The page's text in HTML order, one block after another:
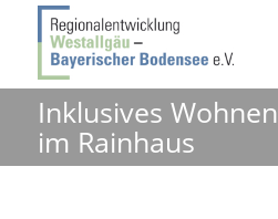
Inklusives Wohnen
im Rainhaus